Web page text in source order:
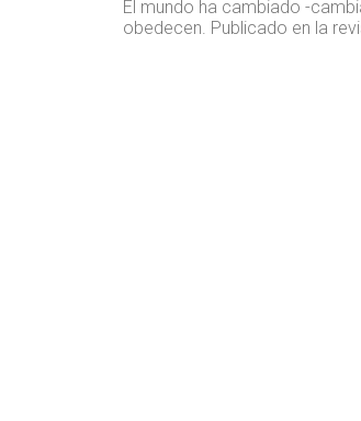
El mundo ha cambiado -
obedecen. Publicado en la